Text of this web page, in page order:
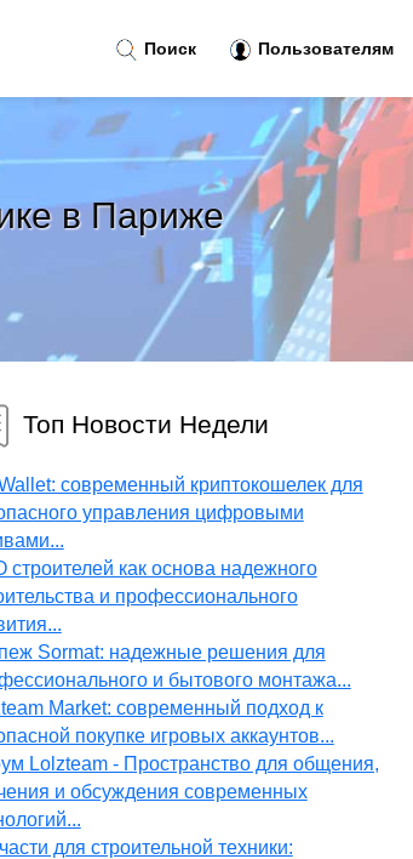
в Париже
Топ Новости Недели
современный криптокошелек для
управления цифровыми
как основа надежного
и профессионального
Sormat: надежные решения для
и бытового монтажа...
Market: современный подход к
покупке игровых аккаунтов...
Lolzteam - Пространство для общения,
и обсуждения современных
для строительной техники:
Поиск Пользователям